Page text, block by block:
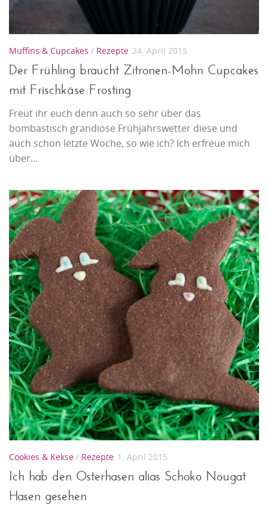
Muffins & Cupcakes / Rezepte 24. April 2015
Der Frühling braucht Zitronen-Mohn Cupcakes
mit Frischkäse Frosting
Freut ihr euch denn auch so sehr über das
bombastisch grandiose Frühjahrswetter diese und
auch schon letzte Woche, so wie ich? Ich erfreue mich
über...
Cookies & Kekse / Rezepte 1. April 2015
Ich hab den Osterhasen alias Schoko Nougat
Hasen gesehen